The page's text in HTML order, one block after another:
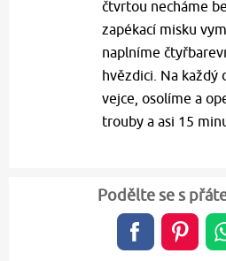
čtvrtou necháme
zapékací misku
naplníme
hvězdici. Na každý
vejce, osolíme a
trouby a asi 15
Podělte se s